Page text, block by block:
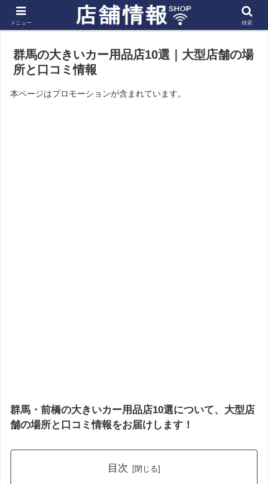
ホーム 関東 群馬の店舗
群馬の大きいカー用品店10選｜大型店舗の場
所と口コミ情報
本ページはプロモーションが含まれています。
群馬・前橋の大きいカー用品店10選について、大型店
舗の場所と口コミ情報をお届けします！
目次
メニュー 検索